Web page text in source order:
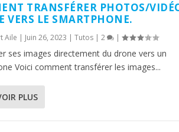
TRANSFÉRER PHOTOS/
VERS LE SMARTPHONE.
Aile | Juin 26, 2023 |Tutos |2 |
ses images directement du drone vers un
Voici comment transférer les images...
PLUS